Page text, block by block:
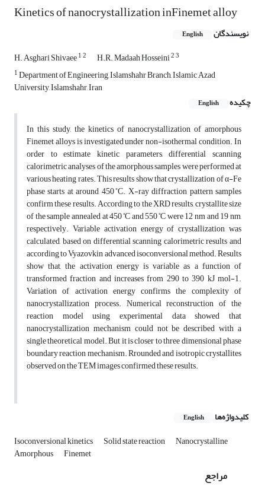
Kinetics of nanocrystallization inFinemet alloy
نویسندگان English
H. Asghari Shivaee12 H.R. Madaah Hosseini23
1Department of Engineering, Islamshahr Branch, Islamic Azad
University, Islamshahr, Iran
چکیده
English
In this study, the kinetics of nanocrystallization of amorphous
Finemet alloys is investigated under non-isothermal condition. In
order to estimate kinetic parameters, differential scanning
calorimetric analyses of the amorphous samples were performed at
various heating rates. This results show that crystallization of α-Fe
phase starts at around 450 ̊C. X-ray diffraction pattern samples
confirm these results. According to the XRD results, crystallite size
of the sample annealed at 450 ̊C and 550 ̊C were 12 nm and 19 nm,
respectively. Variable activation energy of crystallization was
calculated, based on differential scanning calorimetric results and
according to Vyazovkin advanced isoconversional method. Results
show that, the activation energy is variable as a function of
transformed fraction and increases from 290 to 390 kJ mol-1.
Variation of activation energy confirms the complexity of
nanocrystallization process. Numerical reconstruction of the
reaction model using experimental data showed that
nanocrystallization mechanism could not be described with a
single theoretical model. But it is closer to three dimensional phase
boundary reaction mechanism. Rrounded and isotropic crystallites
observed on the TEM images confirmed these results.
کلیدواژه‌ها English
Isoconversional kinetics Solid state reaction Nanocrystalline
Amorphous Finemet
مراجع